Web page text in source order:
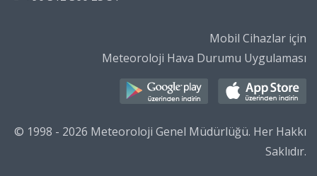
Mobil Cihazlar için
Meteoroloji Hava Durumu Uygulaması
© 1998 - 2026 Meteoroloji Genel Müdürlüğü. Her Hakkı
Saklıdır.